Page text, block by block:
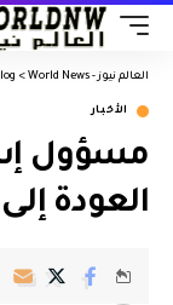
العالم نيوز - World News >
الأخبار
مسؤول
العودة